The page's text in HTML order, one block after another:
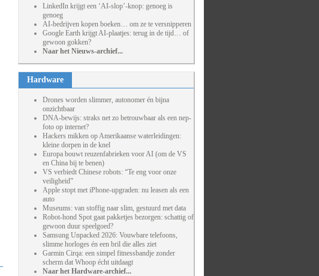
LinkedIn krijgt een ‘AI-slop’-knop: genoeg is
genoeg
AI-bedrijven kopen boeken… om ze te versnipperen
Google Earth krijgt AI-plaatjes: terug in de tijd… of
gewoon gokken?
Naar het Nieuws-archief...
Hardware
Drones worden slimmer, autonomer én bijna
onzichtbaar
DNA-bewijs: straks net zo betrouwbaar als een nep-
foto op internet?
Hackers mikken op Amerikaanse waterleidingen:
kleine dorpen in de knel
Europa bouwt reuzenfabrieken voor AI (om de VS
en China bij te benen)
VS verbiedt Chinese robots: “Te eng voor onze
veiligheid”
Apple stopt met iPhone-upgraden: nu leasen als een
auto
Museums: van stoffig naar slim, gestuurd met data
Robot-hond Spot gaat pakketjes bezorgen: schattig of
gewoon duur speelgoed?
Samsung Unpacked 2026: Vouwbare telefoons,
slimme horloges én een bril die alles ziet
Garmin Cirqa: een simpel fitnessbandje zonder
scherm dat Whoop écht uitdaagt
Naar het Hardware-archief...